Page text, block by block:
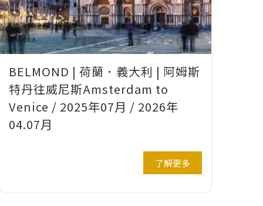
BELMOND | 荷蘭．義大利 | 阿姆斯
特丹往威尼斯Amsterdam to
Venice / 2025年07月 / 2026年
04.07月
了解更多